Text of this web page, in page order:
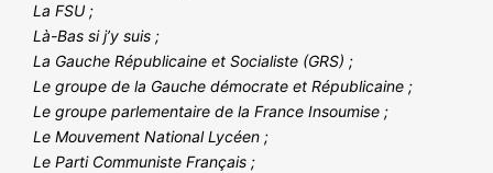
La FSU ;
Là-Bas si j’y suis ;
La Gauche Républicaine et Socialiste (GRS) ;
Le groupe de la Gauche démocrate et Républicaine ;
Le groupe parlementaire de la France Insoumise ;
Le Mouvement National Lycéen ;
Le Parti Communiste Français ;